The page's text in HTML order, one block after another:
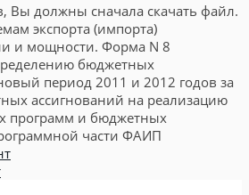
Вы должны сначала скачать файл.
экспорта (импорта)
и мощности. Форма N 8
бюджетных
период 2011 и 2012 годов за
ассигнований на реализацию
программ и бюджетных
части ФАИП